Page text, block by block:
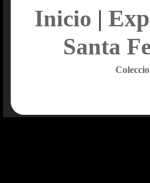
Inicio |
Santa